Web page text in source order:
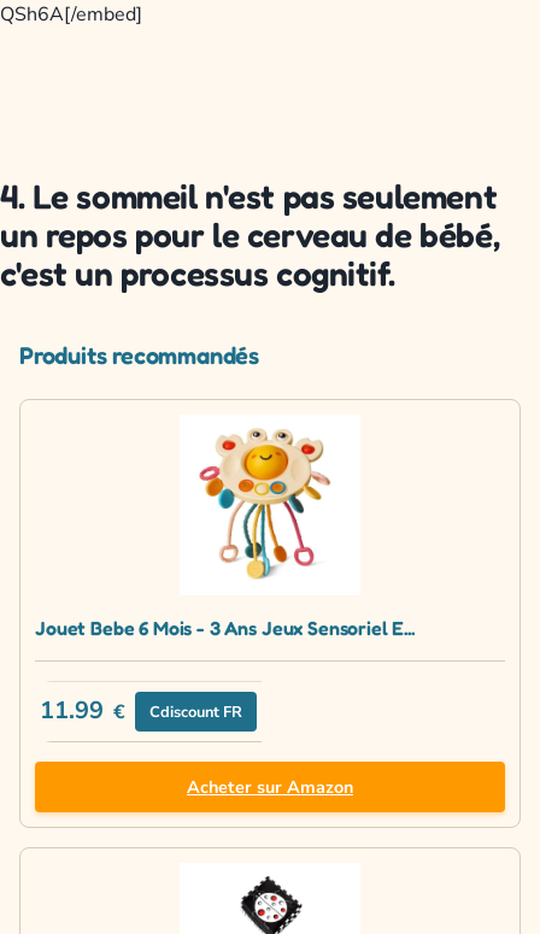
QSh6A[/embed]
4. Le sommeil n'est pas seulement
un repos pour le cerveau de bébé,
c'est un processus cognitif.
Produits recommandés
Jouet Bebe 6 Mois - 3 Ans Jeux Sensoriel E...
11.99 € Cdiscount FR
Acheter sur Amazon